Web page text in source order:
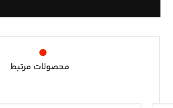
محصولات مرتبط